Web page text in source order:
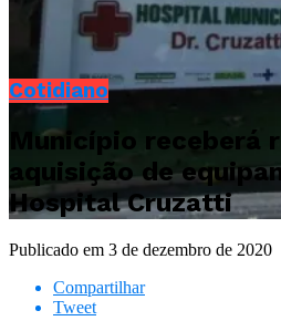
Cotidiano
Município receberá
aquisição de
Hospital Cruzatti
Publicado em 3 de dezembro de 2020
Compartilhar
Tweet